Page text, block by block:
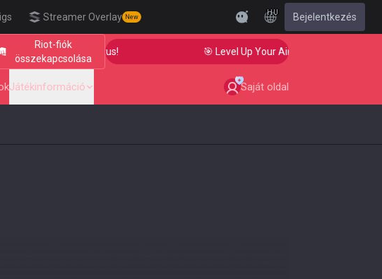
Streamer Overlay New
HU Bejelentkezés
Riot-fiók
összekapcsolása
Aim to Radiant Status! 🎯 Level Up Your Aim to Radiant Status!
Játékinformáció Saját oldal